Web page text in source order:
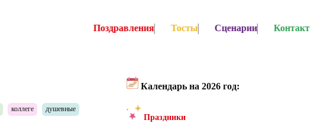
коллеге душевные
Календарь на 2026 год:
Праздники
Поздравления Тосты Сценарии Контакт